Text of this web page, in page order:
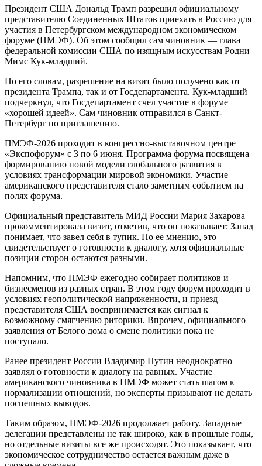
Президент США Дональд Трамп разрешил официальному
представителю Соединенных Штатов приехать в Россию для
участия в Петербургском международном экономическом
форуме (ПМЭФ). Об этом сообщил сам чиновник — глава
федеральной комиссии США по изящным искусствам Родни
Мимс Кук-младший.
По его словам, разрешение на визит было получено как от
президента Трампа, так и от Госдепартамента. Кук-младший
подчеркнул, что Госдепартамент счел участие в форуме
«хорошей идеей». Сам чиновник отправился в Санкт-
Петербург по приглашению.
ПМЭФ-2026 проходит в конгрессно-выставочном центре
«Экспофорум» с 3 по 6 июня. Программа форума посвящена
формированию новой модели глобального развития в
условиях трансформации мировой экономики. Участие
американского представителя стало заметным событием на
полях форума.
Официальный представитель МИД России Мария Захарова
прокомментировала визит, отметив, что он показывает: Запад
понимает, что завел себя в тупик. По ее мнению, это
свидетельствует о готовности к диалогу, хотя официальные
позиции сторон остаются разными.
Напомним, что ПМЭФ ежегодно собирает политиков и
бизнесменов из разных стран. В этом году форум проходит в
условиях геополитической напряженности, и приезд
представителя США воспринимается как сигнал к
возможному смягчению риторики. Впрочем, официального
заявления от Белого дома о смене политики пока не
поступало.
Ранее президент России Владимир Путин неоднократно
заявлял о готовности к диалогу на равных. Участие
американского чиновника в ПМЭФ может стать шагом к
нормализации отношений, но эксперты призывают не делать
поспешных выводов.
Таким образом, ПМЭФ-2026 продолжает работу. Западные
делегации представлены не так широко, как в прошлые годы,
но отдельные визиты все же происходят. Это показывает, что
экономическое сотрудничество остается важным даже в